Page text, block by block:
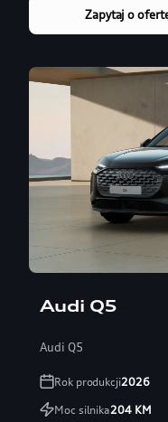
Zapytaj o
Audi Q5
Audi Q5
Rok produkcji2026
Moc silnika204KM